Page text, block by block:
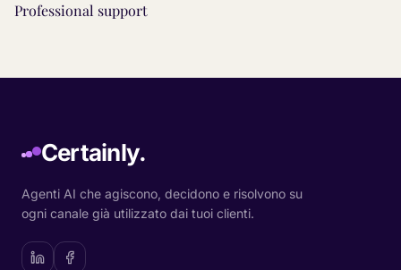
Professional support
Certainly.
Agenti AI che agiscono, decidono e risolvono su
ogni canale già utilizzato dai tuoi clienti.